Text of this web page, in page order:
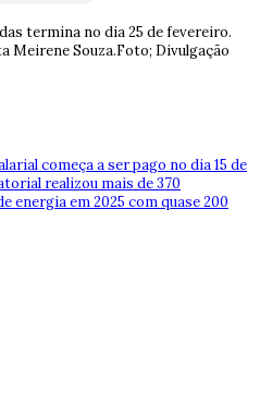
termina no dia 25 de fevereiro.
Meirene Souza.Foto; Divulgação
começa a ser pago no dia 15 de
realizou mais de 370
energia em 2025 com quase 200